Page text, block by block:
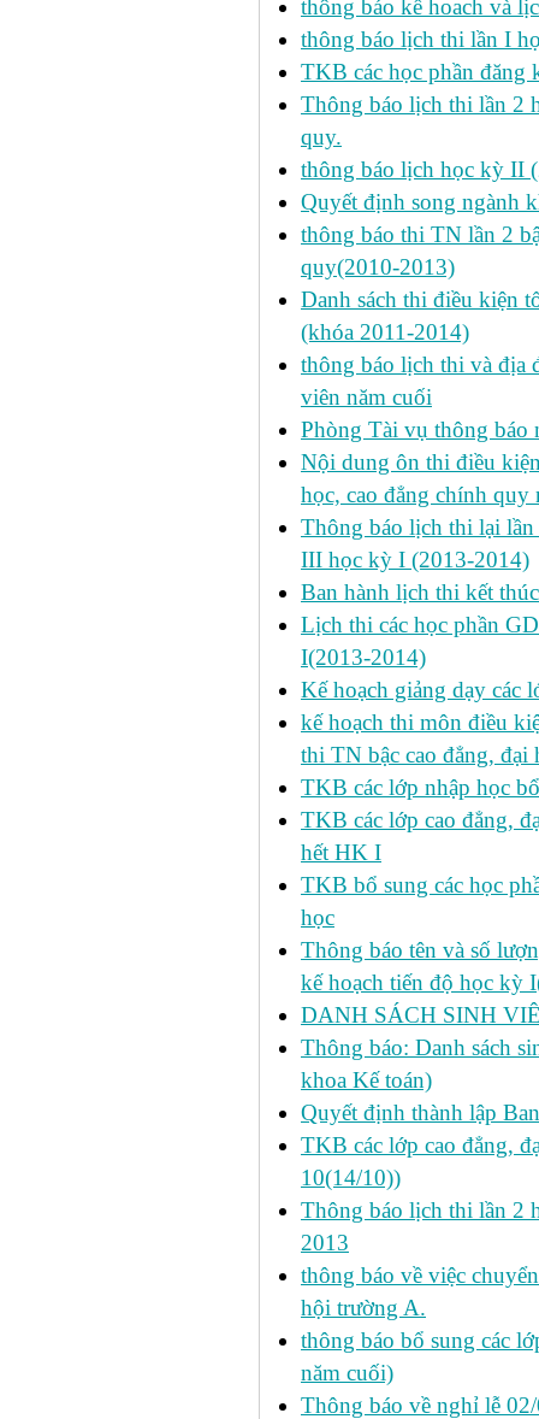
thông báo kế hoach và
thông báo lịch thi lần I
TKB các học phần
Thông báo lịch thi lần 2
quy.
thông báo lịch học kỳ II
Quyết định song ngành
thông báo thi TN lần 2
quy(2010-2013)
Danh sách thi điều kiện
(khóa 2011-2014)
thông báo lịch thi và địa
viên năm cuối
Phòng Tài vụ thông báo
Nội dung ôn thi điều
học, cao đẳng chính quy
Thông báo lịch thi lại
III học kỳ I (2013-2014)
Ban hành lịch thi kết
Lịch thi các học phần
I(2013-2014)
Kế hoạch giảng dạy các
kế hoạch thi môn điều
thi TN bậc cao đẳng, đại
TKB các lớp nhập học
TKB các lớp cao đẳng,
hết HK I
TKB bổ sung các học
học
Thông báo tên và số
kế hoạch tiến độ học kỳ
DANH SÁCH SINH
Thông báo: Danh sách
khoa Kế toán)
Quyết định thành lập
TKB các lớp cao đẳng,
10(14/10))
Thông báo lịch thi lần 2
2013
thông báo về việc
hội trường A.
thông báo bổ sung các
năm cuối)
Thông báo về nghỉ lễ